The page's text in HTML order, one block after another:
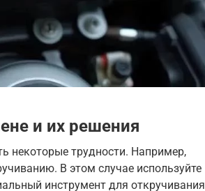
и их решения
некоторые трудности. Например,
В этом случае используйте
инструмент для откручивания